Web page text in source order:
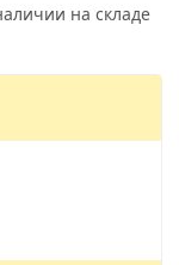
на складе